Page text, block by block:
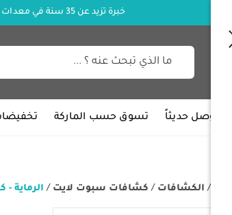
خبرة تزيد عن 35 سنة في معدات الصيد و الرحلات البرية
وصل حديثاً تسوق حسب الماركة
/ الكشافات / كشافات سبوت لايت / الرماية -